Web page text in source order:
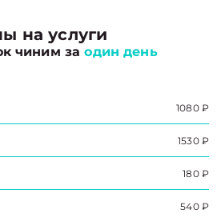
на услуги
чиним заодин день
1080 ₽
1530 ₽
180 ₽
540 ₽